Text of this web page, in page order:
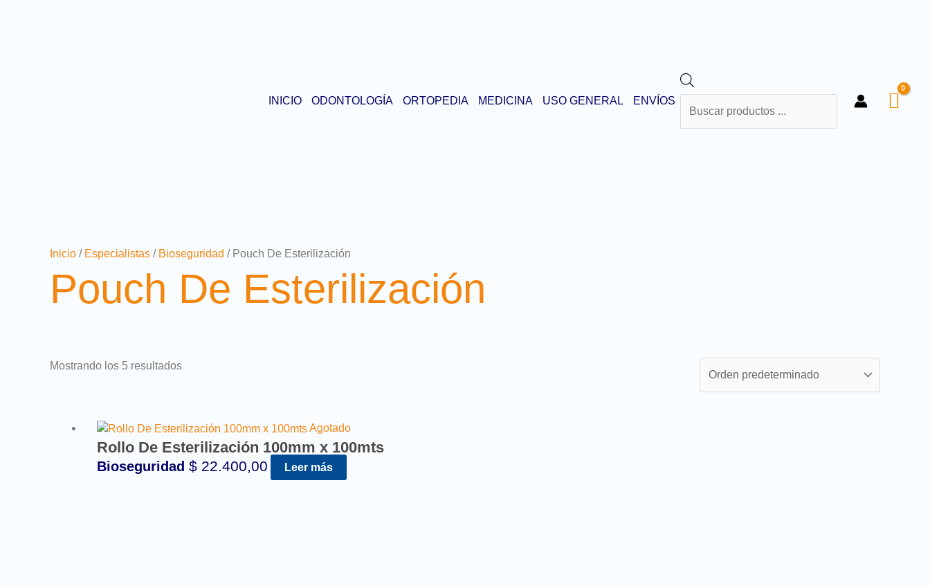
INICIO ODONTOLOGÍA ORTOPEDIA MEDICINA USO GENERAL ENVÍOS
Inicio / Especialistas / Bioseguridad / Pouch De Esterilización
Pouch De Esterilización
Mostrando los 5 resultados
Agotado
Rollo De Esterilización 100mm x 100mts
Bioseguridad $ 22.400,00 Leer más